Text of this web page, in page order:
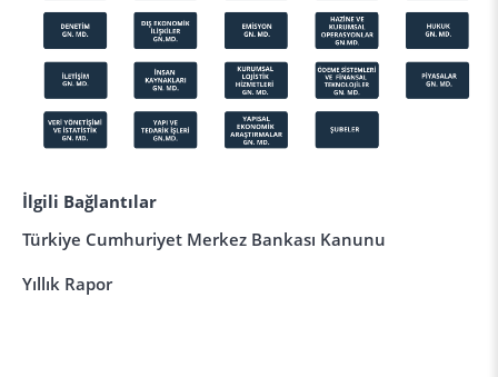
İlgili Bağlantılar
Türkiye Cumhuriyet Merkez Bankası Kanunu
Yıllık Rapor